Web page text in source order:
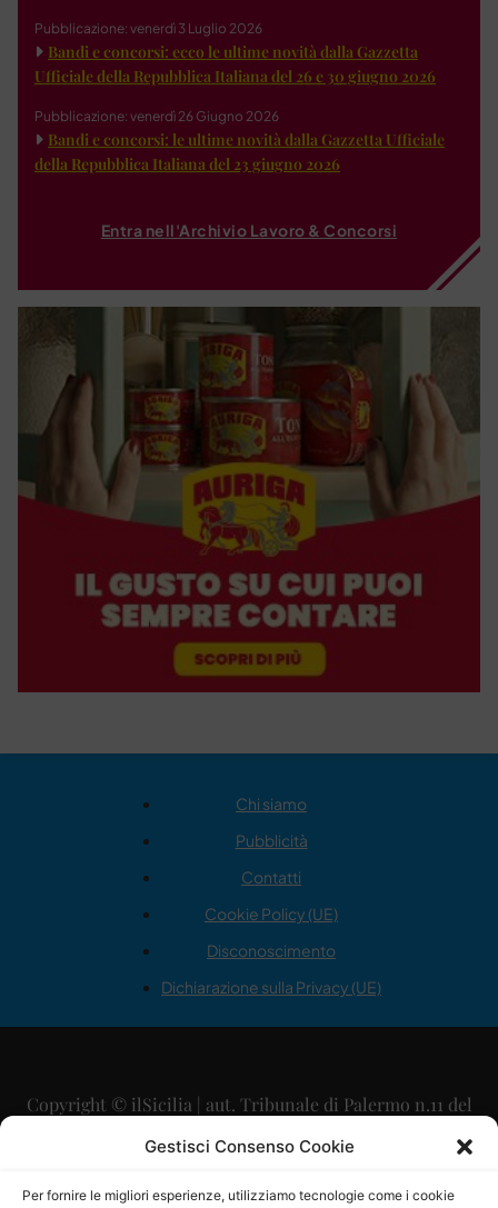
Gestisci Consenso Cookie
Per fornire le migliori esperienze, utilizziamo tecnologie come i cookie
Pubblicazione: venerdì 3 Luglio 2026
Bandi e concorsi: ecco le ultime novità dalla Gazzetta
Ufficiale della Repubblica Italiana del 26 e 30 giugno 2026
Pubblicazione: venerdì 26 Giugno 2026
Bandi e concorsi: le ultime novità dalla Gazzetta Ufficiale
della Repubblica Italiana del 23 giugno 2026
Entra nell'Archivio Lavoro & Concorsi
Chi siamo
Pubblicità
Contatti
Cookie Policy (UE)
Disconoscimento
Dichiarazione sulla Privacy (UE)
Copyright © ilSicilia | aut. Tribunale di Palermo n.11 del
29/09/2015